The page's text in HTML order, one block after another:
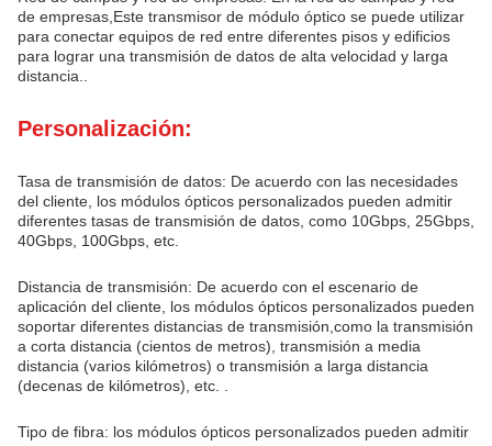
de empresas,Este transmisor de módulo óptico se puede utilizar
para conectar equipos de red entre diferentes pisos y edificios
para lograr una transmisión de datos de alta velocidad y larga
distancia..
Personalización:
Tasa de transmisión de datos: De acuerdo con las necesidades
del cliente, los módulos ópticos personalizados pueden admitir
diferentes tasas de transmisión de datos, como 10Gbps, 25Gbps,
40Gbps, 100Gbps, etc.
Distancia de transmisión: De acuerdo con el escenario de
aplicación del cliente, los módulos ópticos personalizados pueden
soportar diferentes distancias de transmisión,como la transmisión
a corta distancia (cientos de metros), transmisión a media
distancia (varios kilómetros) o transmisión a larga distancia
(decenas de kilómetros), etc. .
Tipo de fibra: los módulos ópticos personalizados pueden admitir